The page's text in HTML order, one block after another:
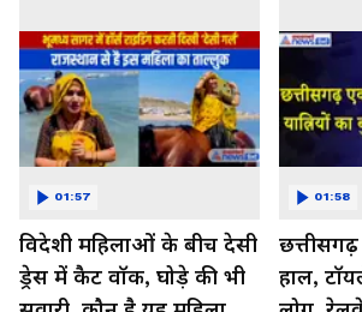
विदेशी महिलाओं के बीच देसी
ड्रेस में कैट वॉक, घोड़े की भी
01:57
हाल,
01:58